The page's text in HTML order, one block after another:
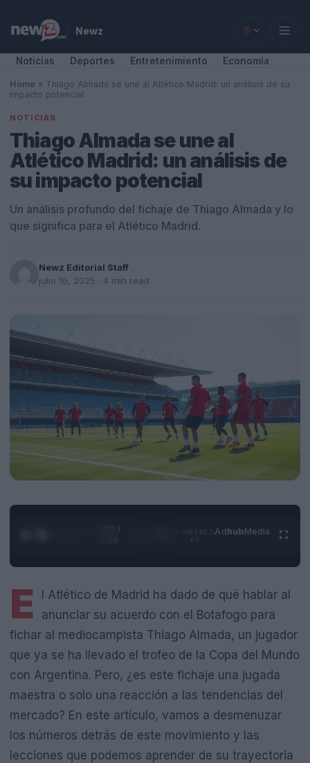
Newz
Noticias Deportes Entretenimiento Economía
Home » Thiago Almada se une al Atlético Madrid: un análisis de su
impacto potencial
NOTICIAS
Thiago Almada se une al
Atlético Madrid: un análisis de
su impacto potencial
Un análisis profundo del fichaje de Thiago Almada y lo
que significa para el Atlético Madrid.
Newz Editorial Staff
julio 16, 2025 · 4 min read
0:26 /
AdhubMedia
E
l Atlético de Madrid ha dado de qué hablar al
anunciar su acuerdo con el Botafogo para
fichar al mediocampista Thiago Almada, un jugador
que ya se ha llevado el trofeo de la Copa del Mundo
con Argentina. Pero, ¿es este fichaje una jugada
maestra o solo una reacción a las tendencias del
mercado? En este artículo, vamos a desmenuzar
los números detrás de este movimiento y las
lecciones que podemos aprender de su trayectoria